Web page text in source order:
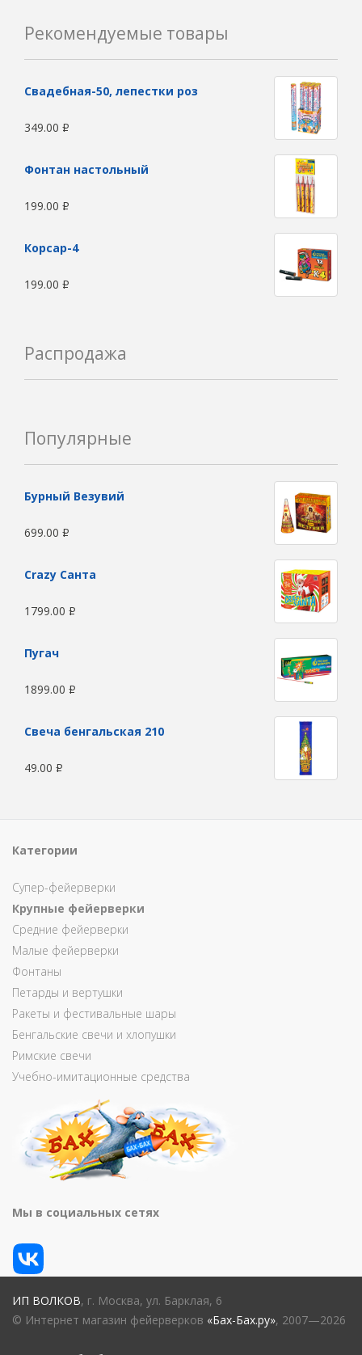
Рекомендуемые товары
Свадебная-50, лепестки роз
349.00 Р
Фонтан настольный
199.00 Р
Корсар-4
199.00 Р
Распродажа
Популярные
Бурный Везувий
699.00 Р
Сrazy Санта
1799.00 Р
Пугач
1899.00 Р
Свеча бенгальская 210
49.00 Р
Категории
Супер-фейерверки
Крупные фейерверки
Средние фейерверки
Малые фейерверки
Фонтаны
Петарды и вертушки
Ракеты и фестивальные шары
Бенгальские свечи и хлопушки
Римские свечи
Учебно-имитационные средства
Мы в социальных сетях
ИП ВОЛКОВ, г. Москва, ул. Барклая, 6
© Интернет магазин фейерверков «Бах-Бах.ру», 2007—2026